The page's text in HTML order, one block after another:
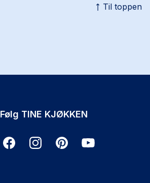
Til toppen
Følg TINE KJØKKEN